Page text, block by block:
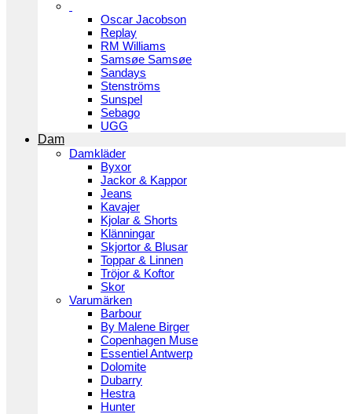
Oscar Jacobson
Replay
RM Williams
Samsøe Samsøe
Sandays
Stenströms
Sunspel
Sebago
UGG
Dam
Damkläder
Byxor
Jackor & Kappor
Jeans
Kavajer
Kjolar & Shorts
Klänningar
Skjortor & Blusar
Toppar & Linnen
Tröjor & Koftor
Skor
Varumärken
Barbour
By Malene Birger
Copenhagen Muse
Essentiel Antwerp
Dolomite
Dubarry
Hestra
Hunter